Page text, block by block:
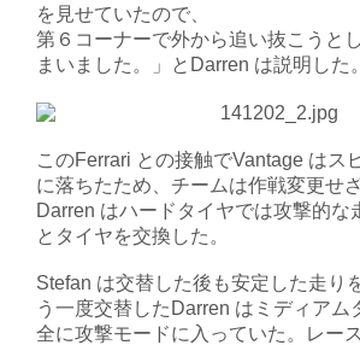
を見せていたので、
第６コーナーで外から追い抜こうと
まいました。」とDarren は説明した。
このFerrari との接触でVantage はス
に落ちたため、チームは作戦変更せ
Darren はハードタイヤでは攻撃的な
とタイヤを交換した。
Stefan は交替した後も安定した走り
う一度交替したDarren はミディアム
全に攻撃モードに入っていた。レー